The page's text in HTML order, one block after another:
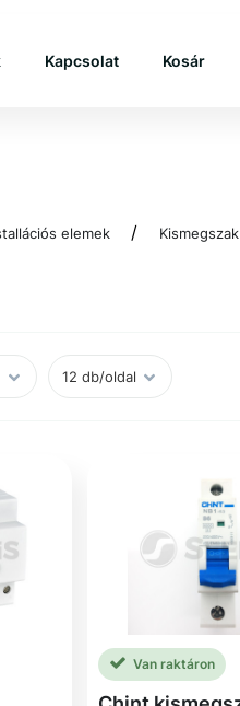
Kapcsolat Kosár
elemek
Van raktáron